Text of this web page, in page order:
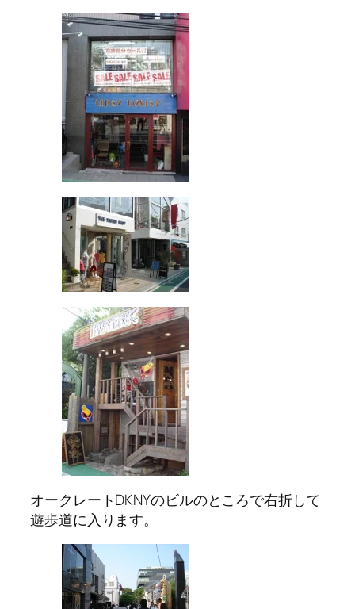
オークレートDKNYのビルのところで右折して
遊歩道に入ります。